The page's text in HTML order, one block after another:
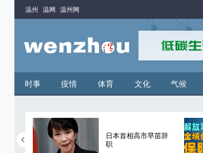
温州 温网 温州网
时事 疫情 体育 文化 气候
日本首相高市早苗辞
职